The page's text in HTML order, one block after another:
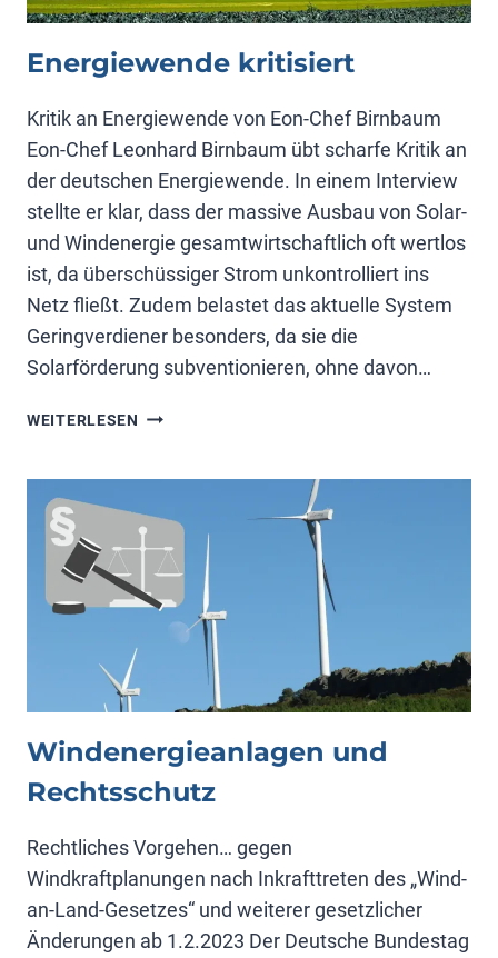
Energiewende kritisiert
Kritik an Energiewende von Eon-Chef Birnbaum
Eon-Chef Leonhard Birnbaum übt scharfe Kritik an
der deutschen Energiewende. In einem Interview
stellte er klar, dass der massive Ausbau von Solar-
und Windenergie gesamtwirtschaftlich oft wertlos
ist, da überschüssiger Strom unkontrolliert ins
Netz fließt. Zudem belastet das aktuelle System
Geringverdiener besonders, da sie die
Solarförderung subventionieren, ohne davon…
WEITERLESEN ENERGIEWENDE
Windenergie­anlagen und
Rechtsschutz
Rechtliches Vorgehen… gegen
Windkraftplanungen nach Inkrafttreten des „Wind-
an-Land-Gesetzes“ und weiterer gesetzlicher
Änderungen ab 1.2.2023 Der Deutsche Bundestag